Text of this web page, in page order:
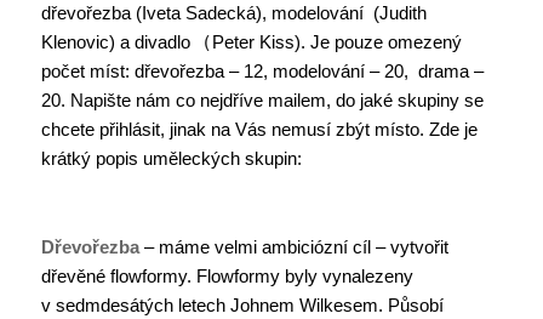
dřevořezba (Iveta Sadecká), modelování (Judith
Klenovic) a divadlo(Peter Kiss). Je pouze omezený
počet míst: dřevořezba – 12, modelování – 20, drama –
20. Napište nám co nejdříve mailem, do jaké skupiny se
chcete přihlásit, jinak na Vás nemusí zbýt místo. Zde je
krátký popis uměleckých skupin:
Dřevořezba – máme velmi ambiciózní cíl – vytvořit
dřevěné flowformy. Flowformy byly vynalezeny
v sedmdesátých letech Johnem Wilkesem. Působí